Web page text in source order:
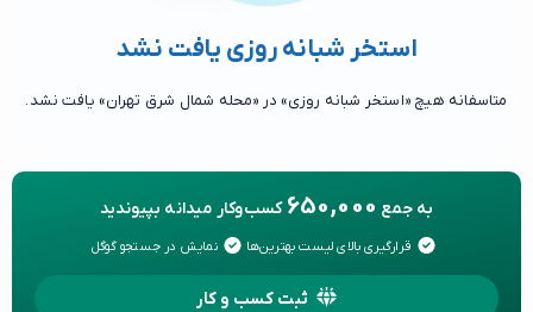
استخر شبانه روزی یافت نشد
متاسفانه هیچ «استخر شبانه روزی» در «محله شمال شرق تهران» یافت نشد.
به جمع 650,000 کسب‌وکار میدانه بپیوندید
قرارگیری بالای لیست بهترین‌ها نمایش در جستجو گوگل
ثبت کسب و کار